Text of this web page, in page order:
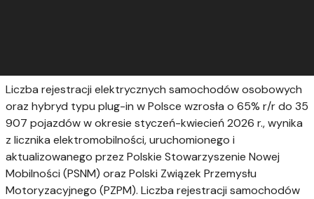
Liczba rejestracji elektrycznych samochodów osobowych
oraz hybryd typu plug-in w Polsce wzrosła o 65% r/r do 35
907 pojazdów w okresie styczeń-kwiecień 2026 r., wynika
z licznika elektromobilności, uruchomionego i
aktualizowanego przez Polskie Stowarzyszenie Nowej
Mobilności (PSNM) oraz Polski Związek Przemysłu
Motoryzacyjnego (PZPM). Liczba rejestracji samochodów